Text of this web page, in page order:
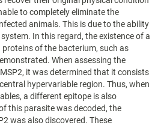
to completely eliminate the
animals. This is due to the ability
In this regard, the existence of a
of the bacterium, such as
When assessing the
it was determined that it consists
hypervariable region. Thus, when
a different epitope is also
this parasite was decoded, the
was also discovered. These